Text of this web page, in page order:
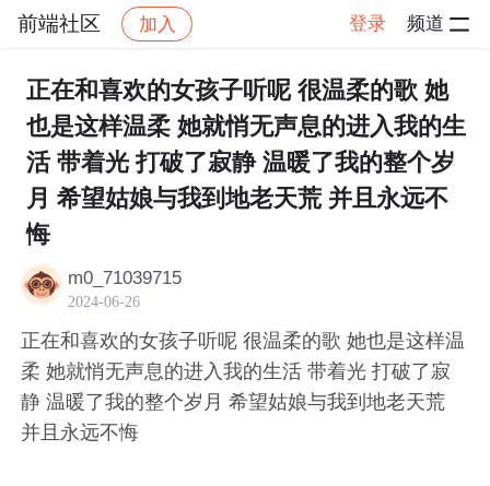
前端社区 加入 登录 频道
社区 前端社区 感慨 帖子详情
正在和喜欢的女孩子听呢 很温柔的歌 她
也是这样温柔 她就悄无声息的进入我的生
活 带着光 打破了寂静 温暖了我的整个岁
月 希望姑娘与我到地老天荒 并且永远不
悔
m0_71039715
2024-06-26
正在和喜欢的女孩子听呢 很温柔的歌 她也是这样温
柔 她就悄无声息的进入我的生活 带着光 打破了寂
静 温暖了我的整个岁月 希望姑娘与我到地老天荒
并且永远不悔